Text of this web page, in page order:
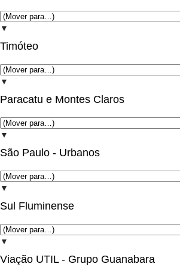
▼
Timóteo
▼
Paracatu e Montes Claros
▼
São Paulo - Urbanos
▼
Sul Fluminense
▼
Viação UTIL - Grupo Guanabara